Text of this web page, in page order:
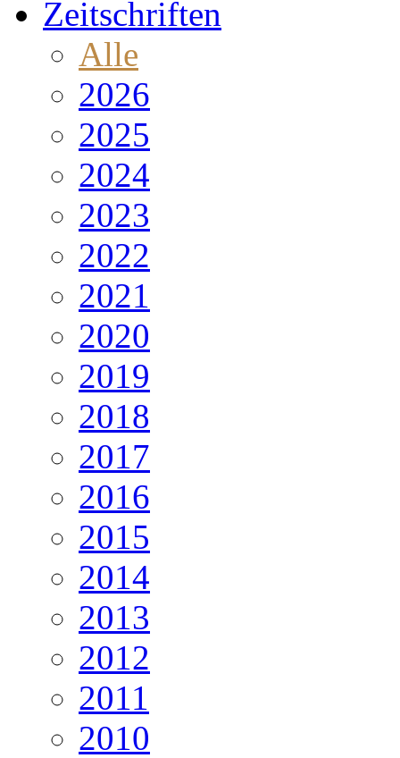
Zeitschriften
Alle
2026
2025
2024
2023
2022
2021
2020
2019
2018
2017
2016
2015
2014
2013
2012
2011
2010